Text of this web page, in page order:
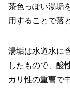
茶色っぽい湯垢
用することで落
湯垢は水道水に
したもので、酸
カリ性の重曹で